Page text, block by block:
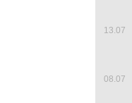
13.07
08.07